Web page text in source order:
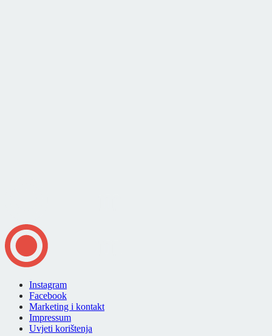
Instagram
Facebook
Marketing i kontakt
Impressum
Uvjeti korištenja